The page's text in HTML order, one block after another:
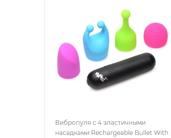
Вибропуля с 4 эластичными
насадками Rechargeable Bullet With